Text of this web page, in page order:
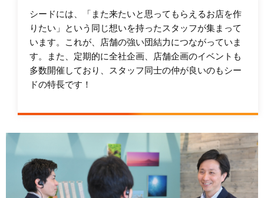
シードには、「また来たいと思ってもらえるお店を作
りたい」という同じ想いを持ったスタッフが集まって
います。これが、店舗の強い団結力につながっていま
す。また、定期的に全社企画、店舗企画のイベントも
多数開催しており、スタッフ同士の仲が良いのもシー
ドの特長です！